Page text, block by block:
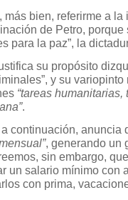
más bien, referirme a
de Petro,
para la paz”, la
su propósito
y su
“tareas
.
a continuación, anuncia
, generando un
sin embargo,
un salario mínimo con
con prima,